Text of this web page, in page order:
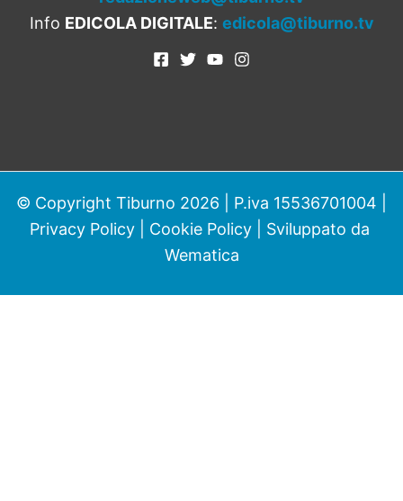
Info EDICOLA DIGITALE: edicola@tiburno.tv
© Copyright Tiburno 2026 | P.iva 15536701004 |
Privacy Policy| Cookie Policy| Sviluppato da
Wematica